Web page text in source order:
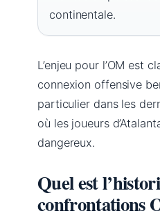
continentale.
L’enjeu pour l’OM est
connexion offensive
particulier dans les
où les joueurs
dangereux.
Quel est
confrontations